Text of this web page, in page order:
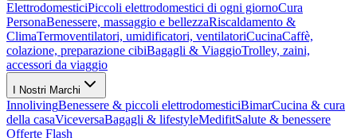
ElettrodomesticiPiccoli elettrodomestici di ogni giornoCura
PersonaBenessere, massaggio e bellezzaRiscaldamento &
ClimaTermoventilatori, umidificatori, ventilatoriCucinaCaffè,
colazione, preparazione cibiBagagli & ViaggioTrolley, zaini,
accessori da viaggio
I Nostri Marchi
InnolivingBenessere & piccoli elettrodomesticiBimarCucina & cura
della casaViceversaBagagli & lifestyleMedifitSalute & benessere
Offerte Flash